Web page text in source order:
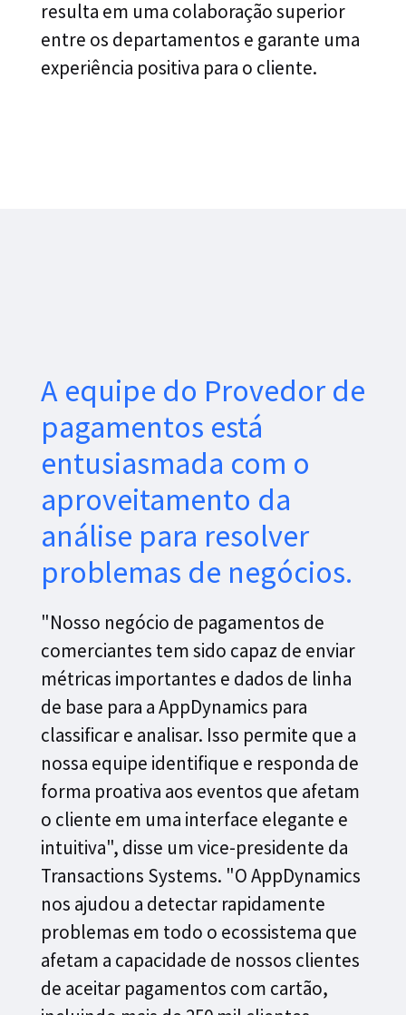
resulta em uma colaboração superior
entre os departamentos e garante uma
experiência positiva para o cliente.
A equipe do Provedor de
pagamentos está
entusiasmada com o
aproveitamento da
análise para resolver
problemas de negócios.
"Nosso negócio de pagamentos de
comerciantes tem sido capaz de enviar
métricas importantes e dados de linha
de base para a AppDynamics para
classificar e analisar. Isso permite que a
nossa equipe identifique e responda de
forma proativa aos eventos que afetam
o cliente em uma interface elegante e
intuitiva", disse um vice-presidente da
Transactions Systems. "O AppDynamics
nos ajudou a detectar rapidamente
problemas em todo o ecossistema que
afetam a capacidade de nossos clientes
de aceitar pagamentos com cartão,